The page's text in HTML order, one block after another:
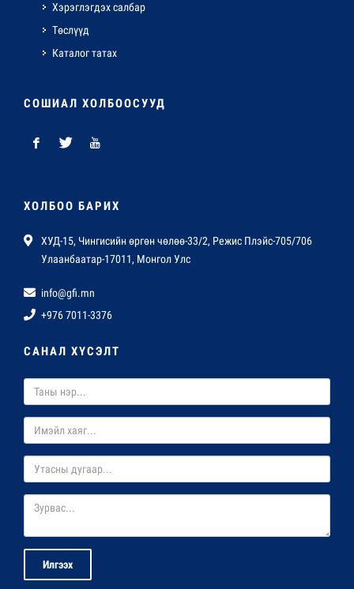
Хэрэглэгдэх салбар
Төслүүд
Каталог татах
СОШИАЛ ХОЛБООСУУД
ХОЛБОО БАРИХ
ХУД-15, Чингисийн өргөн чөлөө-33/2, Режис Плэйс-705/706
Улаанбаатар-17011, Монгол Улс
info@gfi.mn
+976 7011-3376
САНАЛ ХҮСЭЛТ
Илгээх